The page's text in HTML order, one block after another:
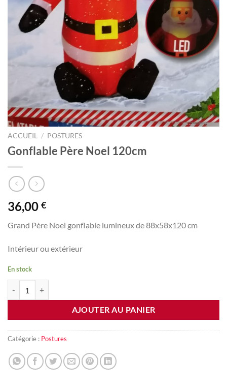
ACCUEIL / POSTURES
Gonflable Père Noel 120cm
36,00 €
Grand Père Noel gonflable lumineux de 88x58x120 cm
Intérieur ou extérieur
En stock
AJOUTER AU PANIER
Catégorie : Postures